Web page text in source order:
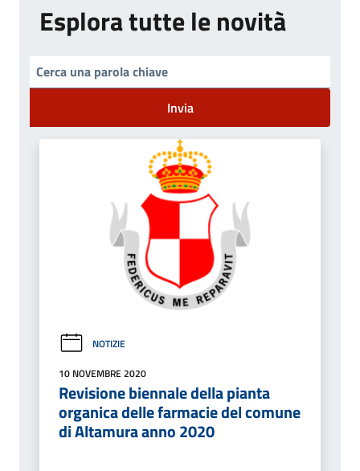
Esplora tutte le novità
Invia
NOTIZIE
10 NOVEMBRE 2020
Revisione biennale della pianta
organica delle farmacie del comune
di Altamura anno 2020